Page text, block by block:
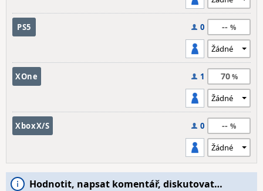
PS5 0 --
XOne 1 70
XboxX/S 0 --
Hodnotit, napsat komentář, diskutovat…